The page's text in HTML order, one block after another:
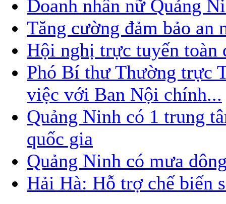
Doanh nhân nữ Quảng
Tăng cường đảm bảo
Hội nghị trực tuyến toàn
Phó Bí thư Thường trực
việc với Ban Nội chính...
Quảng Ninh có 1 trung
quốc gia
Quảng Ninh có mưa
Hải Hà: Hỗ trợ chế biến